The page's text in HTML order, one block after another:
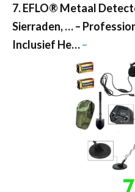
7. EFLO® Metaal
Sierraden, … –
Inclusief He…–